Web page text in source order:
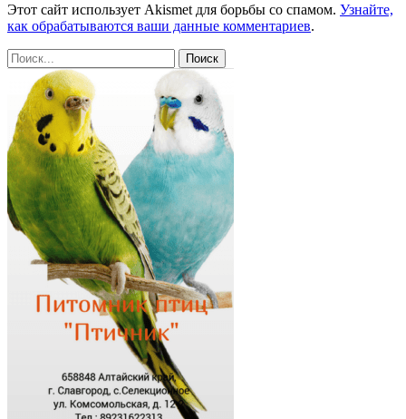
Этот сайт использует Akismet для борьбы со спамом. Узнайте,
как обрабатываются ваши данные комментариев.